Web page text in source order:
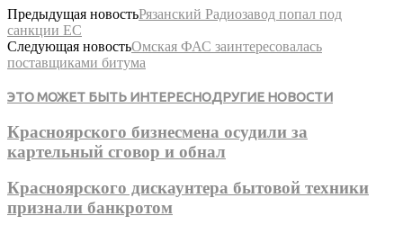
Предыдущая новостьРязанский Радиозавод попал под
санкции ЕС
Следующая новостьОмская ФАС заинтересовалась
поставщиками битума
ЭТО МОЖЕТ БЫТЬ ИНТЕРЕСНОДРУГИЕ НОВОСТИ
Красноярского бизнесмена осудили за
картельный сговор и обнал
Красноярского дискаунтера бытовой техники
признали банкротом